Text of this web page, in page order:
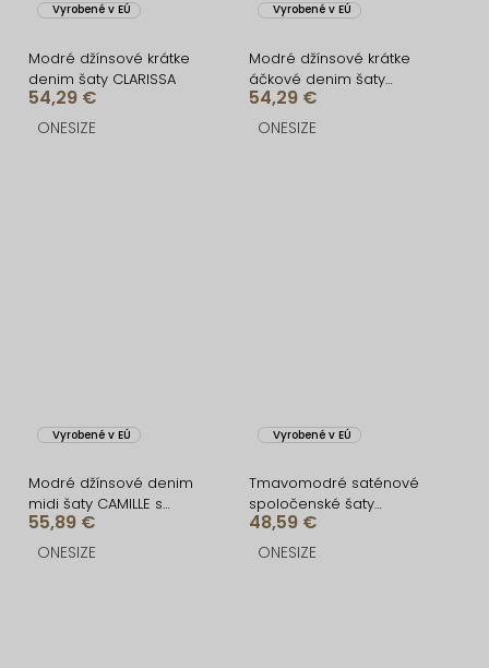
Vyrobené v EÚ
Modré džínsové krátke
denim šaty CLARISSA
54,29 €
ONESIZE
Vyrobené v EÚ
Modré džínsové krátke
áčkové denim šaty
MIRABELA
54,29 €
ONESIZE
Vyrobené v EÚ
Modré džínsové denim
midi šaty CAMILLE s
opaskom
55,89 €
ONESIZE
Vyrobené v EÚ
Tmavomodré saténové
spoločenské šaty
ATHEMA
48,59 €
ONESIZE